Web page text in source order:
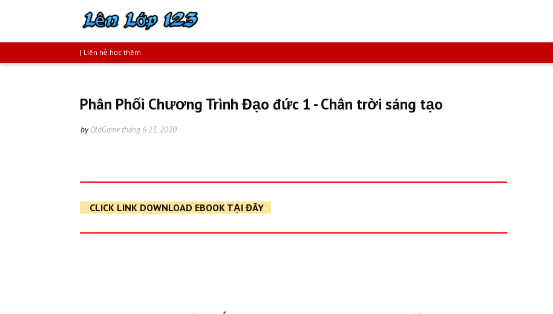
| Liên hệ học thêm
Phân Phối Chương Trình Đạo đức 1 - Chân trời sáng tạo
by OldGame tháng 6 23, 2020
CLICK LINK DOWNLOAD EBOOK TẠI ĐÂY